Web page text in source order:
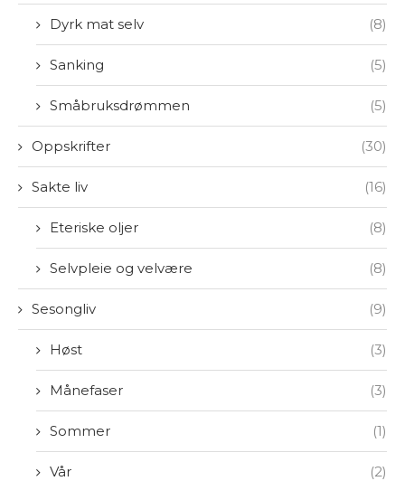
Dyrk mat selv (8)
Sanking (5)
Småbruksdrømmen (5)
Oppskrifter (30)
Sakte liv (16)
Eteriske oljer (8)
Selvpleie og velvære (8)
Sesongliv (9)
Høst (3)
Månefaser (3)
Sommer (1)
Vår (2)